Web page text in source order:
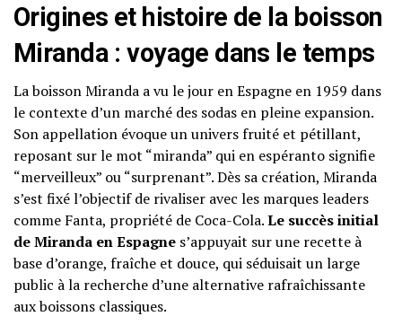
Origines et histoire de la boisson
Miranda : voyage dans le temps
La boisson Miranda a vu le jour en Espagne en 1959 dans
le contexte d’un marché des sodas en pleine expansion.
Son appellation évoque un univers fruité et pétillant,
reposant sur le mot “miranda” qui en espéranto signifie
“merveilleux” ou “surprenant”. Dès sa création, Miranda
s’est fixé l’objectif de rivaliser avec les marques leaders
comme Fanta, propriété de Coca-Cola.Le succès initial
de Miranda en Espagne s’appuyait sur une recette à
base d’orange, fraîche et douce, qui séduisait un large
public à la recherche d’une alternative rafraîchissante
aux boissons classiques.